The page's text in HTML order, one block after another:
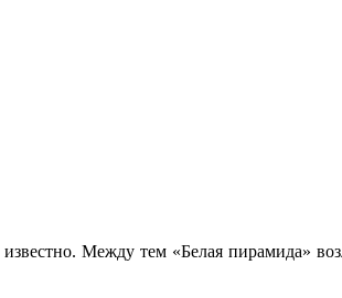
Между тем «Белая пирамида»